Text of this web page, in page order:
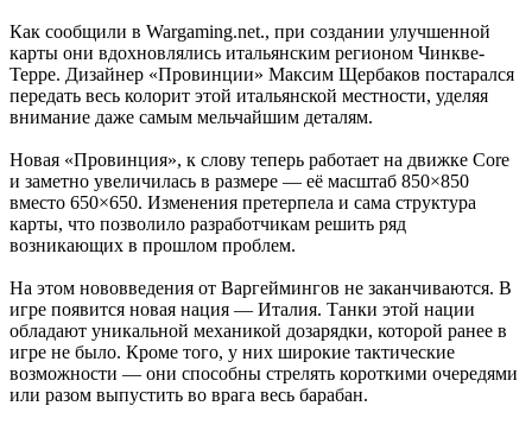
Как сообщили в Wargaming.net., при создании улучшенной
карты они вдохновлялись итальянским регионом Чинкве-
Терре. Дизайнер «Провинции» Максим Щербаков постарался
передать весь колорит этой итальянской местности, уделяя
внимание даже самым мельчайшим деталям.
Новая «Провинция», к слову теперь работает на движке Core
и заметно увеличилась в размере — её масштаб 850×850
вместо 650×650. Изменения претерпела и сама структура
карты, что позволило разработчикам решить ряд
возникающих в прошлом проблем.
На этом нововведения от Варгеймингов не заканчиваются. В
игре появится новая нация — Италия. Танки этой нации
обладают уникальной механикой дозарядки, которой ранее в
игре не было. Кроме того, у них широкие тактические
возможности — они способны стрелять короткими очередями
или разом выпустить во врага весь барабан.